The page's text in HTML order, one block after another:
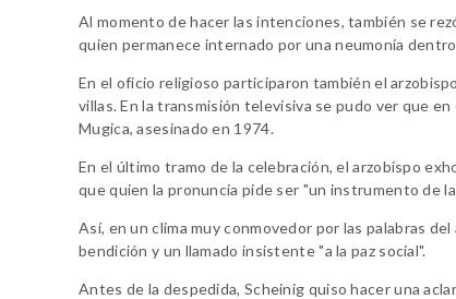
Al momento de hacer las intenciones, también se
quien permanece internado por una neumonía
En el oficio religioso participaron también el
villas. En la transmisión televisiva se pudo ver que
Mugica, asesinado en 1974.
En el último tramo de la celebración, el arzobispo
que quien la pronuncia pide ser "un instrumento de
Así, en un clima muy conmovedor por las palabras
bendición y un llamado insistente "a la paz social".
Antes de la despedida, Scheinig quiso hacer una